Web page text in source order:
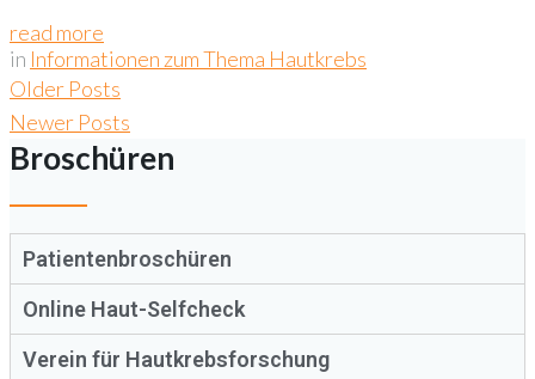
read more
in Informationen zum Thema Hautkrebs
Beitragsnavigation
Older Posts
Newer Posts
Broschüren
Patientenbroschüren
Online Haut-Selfcheck
Verein für Hautkrebsforschung